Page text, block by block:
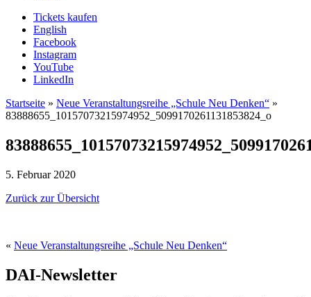
Tickets kaufen
English
Facebook
Instagram
YouTube
LinkedIn
Startseite » Neue Veranstaltungsreihe „Schule Neu Denken“ »
83888655_10157073215974952_5099170261131853824_o
5. Februar 2020
Zurück zur Übersicht
« Neue Veranstaltungsreihe „Schule Neu Denken“
DAI-Newsletter